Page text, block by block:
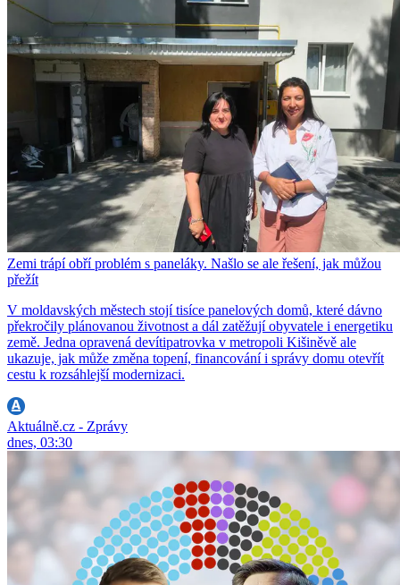
Zemi trápí obří problém s paneláky. Našlo se ale řešení, jak můžou
přežít
V moldavských městech stojí tisíce panelových domů, které dávno
překročily plánovanou životnost a dál zatěžují obyvatele i energetiku
země. Jedna opravená devítipatrovka v metropoli Kišiněvě ale
ukazuje, jak může změna topení, financování i správy domu otevřít
cestu k rozsáhlejší modernizaci.
Aktuálně.cz - Zprávy
dnes, 03:30